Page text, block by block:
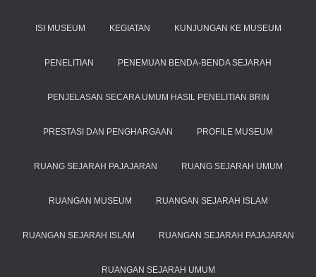
ISI MUSEUM KEGIATAN KUNJUNGAN KE MUSEUM
PENELITIAN PENEMUAN BENDA-BENDA SEJARAH
PENJELASAN SECARA UMUM HASIL PENELITIAN BRIN
PRESTASI DAN PENGHARGAAN PROFILE MUSEUM
RUANG SEJARAH PAJAJARAN RUANG SEJARAH UMUM
RUANGAN MUSEUM RUANGAN SEJARAH ISLAM
RUANGAN SEJARAH ISLAM RUANGAN SEJARAH PAJAJARAN
RUANGAN SEJARAH UMUM